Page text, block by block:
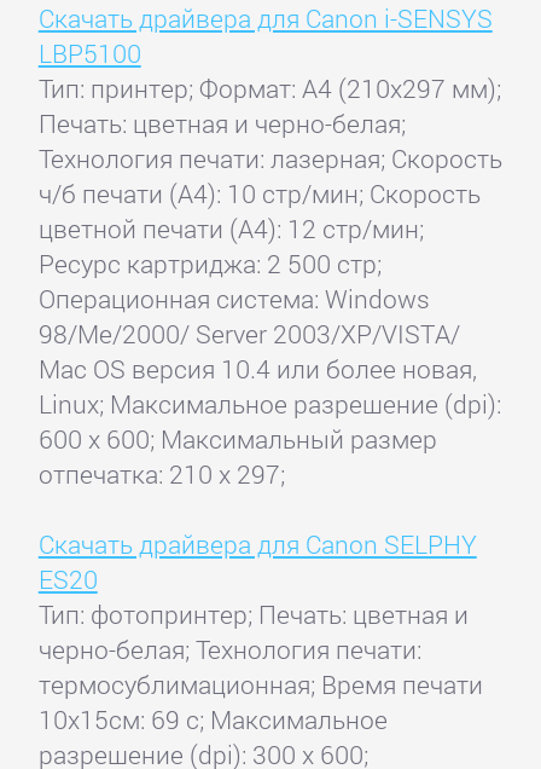
Скачать драйвера для Canon i-SENSYS
LBP5100
Тип: принтер; Формат: A4 (210x297 мм);
Печать: цветная и черно-белая;
Технология печати: лазерная; Скорость
ч/б печати (А4): 10 стр/мин; Скорость
цветной печати (А4): 12 стр/мин;
Ресурс картриджа: 2 500 стр;
Операционная система: Windows
98/Me/2000/ Server 2003/XP/VISTA/
Mac OS версия 10.4 или более новая,
Linux; Максимальное разрешение (dpi):
600 x 600; Максимальный размер
отпечатка: 210 x 297;
Скачать драйвера для Canon SELPHY
ES20
Тип: фотопринтер; Печать: цветная и
черно-белая; Технология печати:
термосублимационная; Время печати
10x15см: 69 с; Максимальное
разрешение (dpi): 300 x 600;